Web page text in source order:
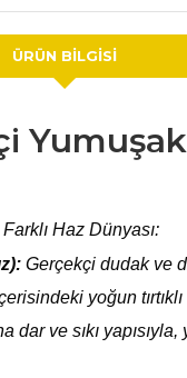
ÜRÜN BILGISI
Haz Dünyası:
Gerçekçi dudak ve
yoğun
dar ve sıkı